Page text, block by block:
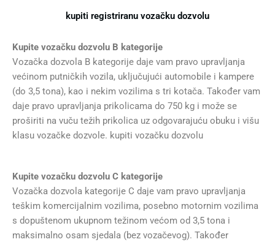
kupiti registriranu vozačku dozvolu
Kupite vozačku dozvolu B kategorije
Vozačka dozvola B kategorije daje vam pravo upravljanja
većinom putničkih vozila, uključujući automobile i kampere
(do 3,5 tona), kao i nekim vozilima s tri kotača. Također vam
daje pravo upravljanja prikolicama do 750 kg i može se
proširiti na vuču težih prikolica uz odgovarajuću obuku i višu
klasu vozačke dozvole. kupiti vozačku dozvolu
Kupite vozačku dozvolu C kategorije
Vozačka dozvola kategorije C daje vam pravo upravljanja
teškim komercijalnim vozilima, posebno motornim vozilima
s dopuštenom ukupnom težinom većom od 3,5 tona i
maksimalno osam sjedala (bez vozačevog). Također